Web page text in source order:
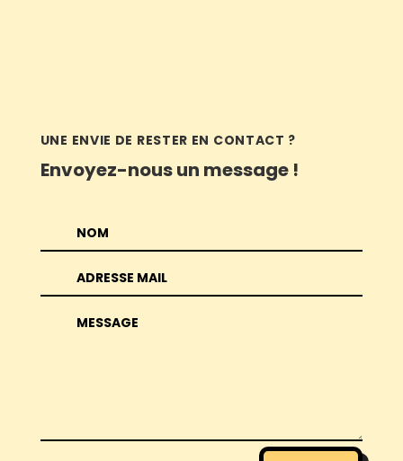
UNE ENVIE DE RESTER EN CONTACT ?
Envoyez-nous un message !